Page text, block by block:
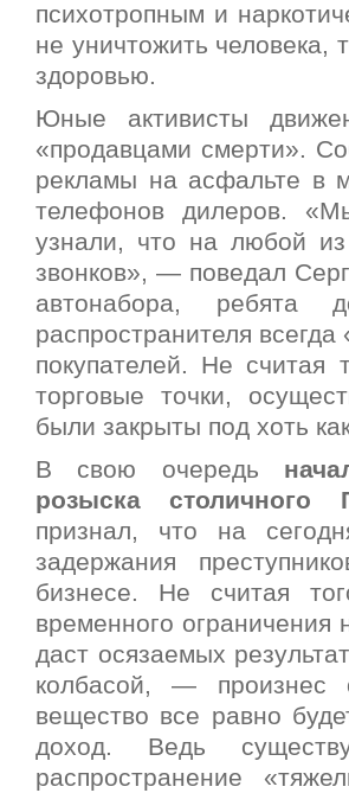
психотропным и
не уничтожить человека,
здоровью.
Юные активисты
«продавцами смерти».
рекламы на асфальте в
телефонов дилеров.
узнали, что на любой
звонков», — поведал
автонабора, ребята
распространителя
покупателей. Не считая
торговые точки,
были закрыты под хоть
В свою очередь
розыска
признал, что на
задержания
бизнесе. Не считая
временного ограничения
даст осязаемых
колбасой, — произнес
вещество все равно
доход. Ведь
распространение